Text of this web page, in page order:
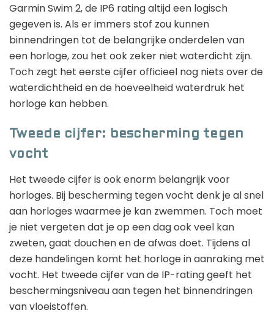
Garmin Swim 2, de IP6 rating altijd een logisch
gegeven is. Als er immers stof zou kunnen
binnendringen tot de belangrijke onderdelen van
een horloge, zou het ook zeker niet waterdicht zijn.
Toch zegt het eerste cijfer officieel nog niets over de
waterdichtheid en de hoeveelheid waterdruk het
horloge kan hebben.
Tweede cijfer: bescherming tegen
vocht
Het tweede cijfer is ook enorm belangrijk voor
horloges. Bij bescherming tegen vocht denk je al snel
aan horloges waarmee je kan zwemmen. Toch moet
je niet vergeten dat je op een dag ook veel kan
zweten, gaat douchen en de afwas doet. Tijdens al
deze handelingen komt het horloge in aanraking met
vocht. Het tweede cijfer van de IP-rating geeft het
beschermingsniveau aan tegen het binnendringen
van vloeistoffen.